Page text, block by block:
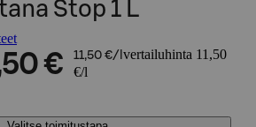
Stop 1 L
€ 11,50 €/l vertailuhinta 11,50
€/l